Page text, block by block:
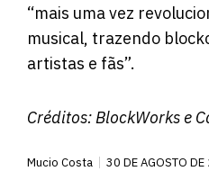
“mais uma vez
musical, trazendo
artistas e fãs”.
Créditos:BlockWorkse
Mucio Costa 30 DE AGOSTO